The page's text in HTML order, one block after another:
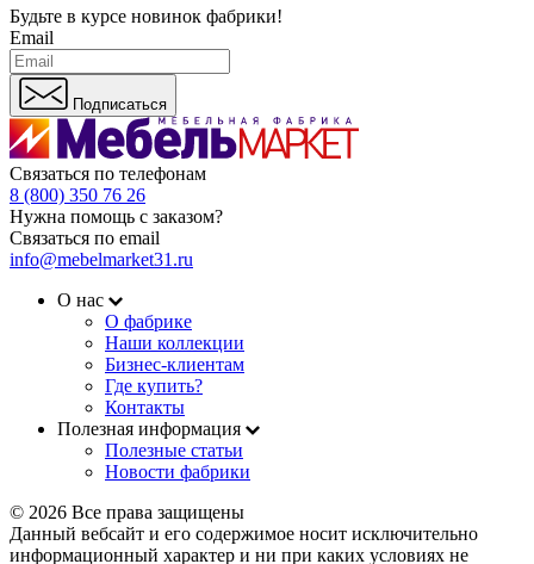
Будьте в курсе новинок фабрики!
Email
Подписаться
Связаться по телефонам
8 (800) 350 76 26
Нужна помощь с заказом?
Связаться по email
info@mebelmarket31.ru
О нас
О фабрике
Наши коллекции
Бизнес-клиентам
Где купить?
Контакты
Полезная информация
Полезные статьи
Новости фабрики
© 2026 Все права защищены
Данный вебсайт и его содержимое носит исключительно
информационный характер и ни при каких условиях не